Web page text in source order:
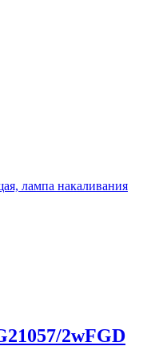
лампа накаливания
2wFGD